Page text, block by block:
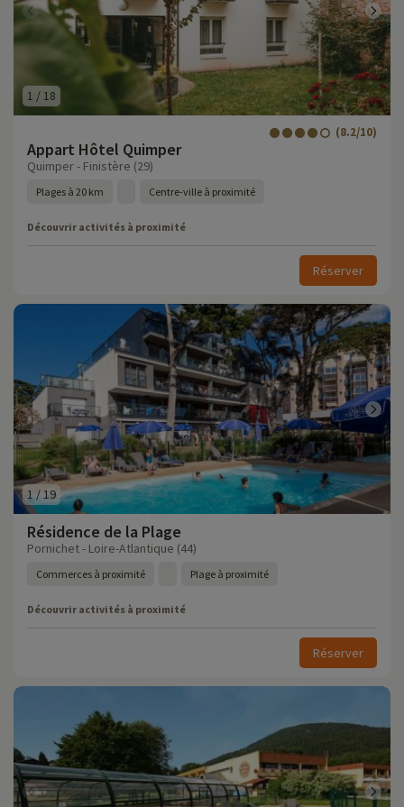
1 / 18
Appart Hôtel Quimper
(8.2/10)
Quimper - Finistère (29)
Plages à 20 km Centre-ville à proximité
Découvrir activités à proximité
Réserver
1 /19
Résidence de la Plage
Pornichet - Loire-Atlantique (44)
Commerces à proximité Plage à proximité
Découvrir activités à proximité
Réserver